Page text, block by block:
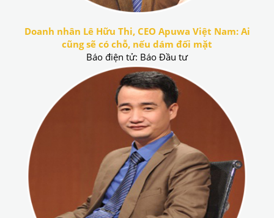
Doanh nhân Lê Hữu Thi, CEO Apuwa Việt Nam: Ai
cũng sẽ có chỗ, nếu dám đối mặt
Báo điện tử: Báo Đầu tư